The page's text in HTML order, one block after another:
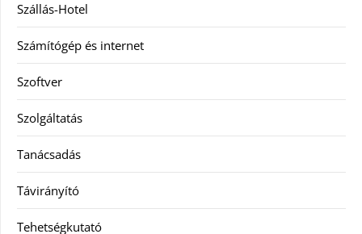
Szállás-Hotel
Számítógép és internet
Szoftver
Szolgáltatás
Tanácsadás
Távirányító
Tehetségkutató